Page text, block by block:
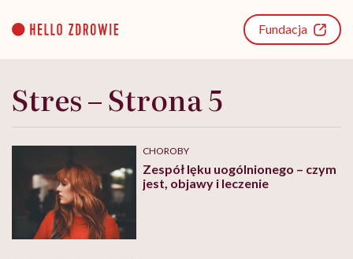
content
Fundacja
Stres – Strona 5
CHOROBY
Zespół lęku uogólnionego – czym
jest, objawy i leczenie